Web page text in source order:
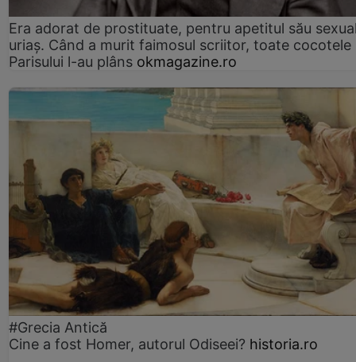
Era adorat de prostituate, pentru apetitul său
uriaș. Când a murit faimosul scriitor, toate cocotele
Parisului l-au plâns okmagazine.ro
#Grecia Antică
Cine a fost Homer, autorul Odiseei? historia.ro